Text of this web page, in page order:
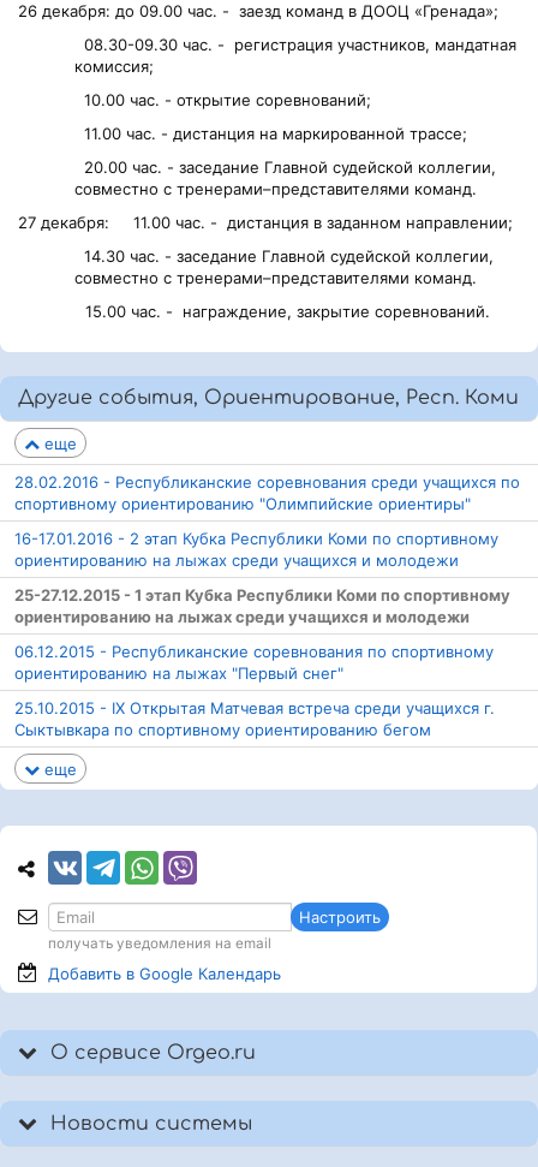
26 декабря: до 09.00 час. - заезд команд в ДООЦ «Гренада»;
08.30-09.30 час. - регистрация участников, мандатная
комиссия;
10.00 час. - открытие соревнований;
11.00 час. - дистанция на маркированной трассе;
20.00 час. - заседание Главной судейской коллегии,
совместно с тренерами–представителями команд.
27 декабря: 11.00 час. - дистанция в заданном направлении;
14.30 час. - заседание Главной судейской коллегии,
совместно с тренерами–представителями команд.
15.00 час. - награждение, закрытие соревнований.
Другие события, Ориентирование, Респ. Коми
еще
28.02.2016 - Республиканские соревнования среди учащихся по
спортивному ориентированию "Олимпийские ориентиры"
16-17.01.2016 - 2 этап Кубка Республики Коми по спортивному
ориентированию на лыжах среди учащихся и молодежи
25-27.12.2015 - 1 этап Кубка Республики Коми по спортивному
ориентированию на лыжах среди учащихся и молодежи
06.12.2015 - Республиканские соревнования по спортивному
ориентированию на лыжах "Первый снег"
25.10.2015 - IX Открытая Матчевая встреча среди учащихся г.
Сыктывкара по спортивному ориентированию бегом
еще
Настроить
получать уведомления на email
Добавить в Google Календарь
О сервисе Orgeo.ru
Новости системы